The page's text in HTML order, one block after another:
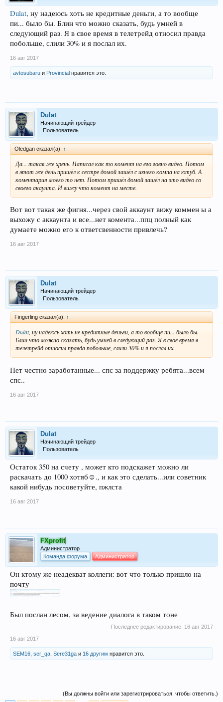
Dulat, ну надеюсь хоть не кредитные деньги, а то вообще
пи... было бы. Блин что можно сказать, будь умней в
следующий раз. Я в свое время в телетрейд относил правда
побольше, слили 30% и я послал их.
16 авг 2017
avtosubaru и Provincial нравится это.
Dulat
Начинающий трейдер
Пользователь
Oledgan сказал(а): ↑
Да... такая же хрень. Написал как то комент на его говно видео. Потом
в этот же день пришёл к сестре домой зашёл с ихнего компа на ютуб. А
коментария моего то нет. Потом пришёл домой зашёл на это видео со
своего акаунта. И вижу что комент на месте.
Вот вот такая же фигня...через свой аккаунт вижу коммен ы а
выхожу с аккаунта и все...нет комента...ппц полный как
думаете можно его к ответсвенности привлечь?
16 авг 2017
Dulat
Начинающий трейдер
Пользователь
Fingerling сказал(а): ↑
Dulat, ну надеюсь хоть не кредитные деньги, а то вообще пи... было бы.
Блин что можно сказать, будь умней в следующий раз. Я в свое время в
телетрейд относил правда побольше, слили 30% и я послал их.
Нет честно заработанные... спс за поддержку ребята...всем
спс..
16 авг 2017
Dulat
Начинающий трейдер
Пользователь
Остаток 350 на счету , может кто подскажет можно ли
раскачать до 1000 хотяб☺., и как это сделать...или советник
какой нибудь посоветуйте, пжлста
16 авг 2017
FXprofit
Администратор
Команда форума
Администратор
Он ктому же неадекват коллеги: вот что только пришло на
почту
Был послан лесом, за ведение диалога в таком тоне
Последнее редактирование: 16 авг 2017
16 авг 2017
SEM16 ser_qa Sere31ga и 16 другим нравится это.
(Вы должны войти или зарегистрироваться, чтобы ответить.)